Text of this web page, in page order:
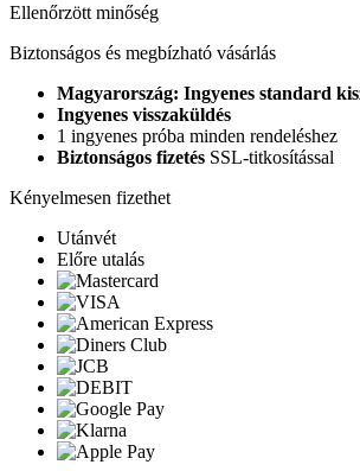
Ellenőrzött minőség
Biztonságos és megbízható vásárlás
Magyarország: Ingyenes standard
Ingyenes visszaküldés
1 ingyenes próba minden rendeléshez
Biztonságos fizetés SSL-titkosítással
Kényelmesen fizethet
Utánvét
Előre utalás